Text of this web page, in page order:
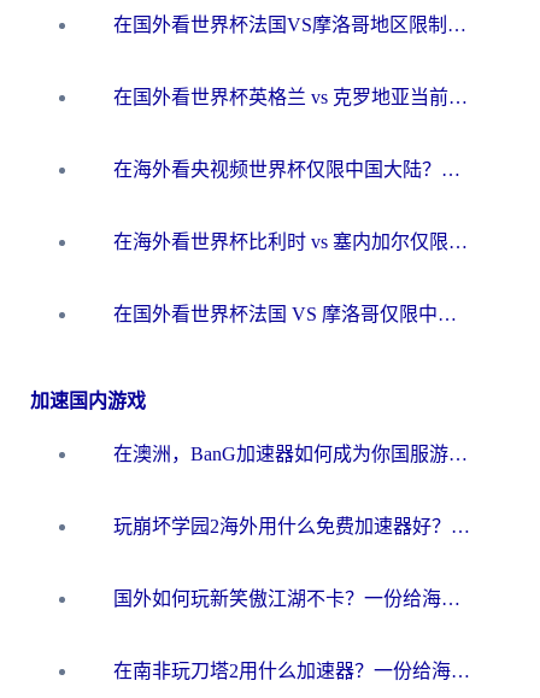
在国外看世界杯法国VS摩洛哥地区限制？这篇指南让你流畅看中文解说无压力
在国外看世界杯英格兰 vs 克罗地亚当前地区不可播放？这篇指南帮你搞定所有海外观赛难题
在海外看央视频世界杯仅限中国大陆？这篇指南帮你解锁中文解说+无卡顿直播
在海外看世界杯比利时 vs 塞内加尔仅限中国大陆？我找到了最流畅的中文解说之路
在国外看世界杯法国 VS 摩洛哥仅限中国大陆？海外党这样看中文解说赛事不卡顿
加速国内游戏
在澳洲，BanG加速器如何成为你国服游戏的“时光机”？
玩崩坏学园2海外用什么免费加速器好？2026海外党亲测国服游戏加速指南
国外如何玩新笑傲江湖不卡？一份给海外游子的终极网络指南
在南非玩刀塔2用什么加速器？一份给海外游子的终极生存指南